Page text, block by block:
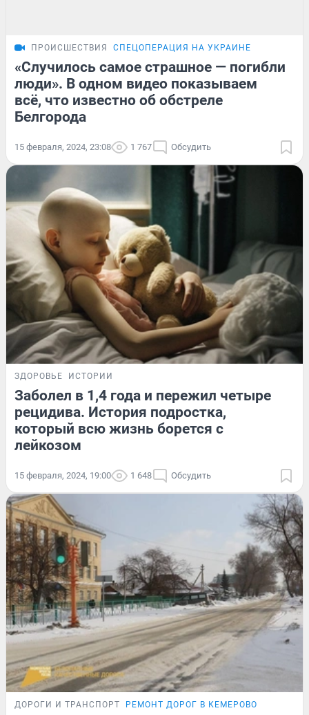
ПРОИСШЕСТВИЯ СПЕЦОПЕРАЦИЯ НА УКРАИНЕ
«Случилось самое страшное — погибли
люди». В одном видео показываем
всё, что известно об обстреле
Белгорода
15 февраля, 2024, 23:08 1 767 Обсудить
ЗДОРОВЬЕ ИСТОРИИ
Заболел в 1,4 года и пережил четыре
рецидива. История подростка,
который всю жизнь борется с
лейкозом
15 февраля, 2024, 19:00 1 648 Обсудить
ДОРОГИ И ТРАНСПОРТ РЕМОНТ ДОРОГ В КЕМЕРОВО